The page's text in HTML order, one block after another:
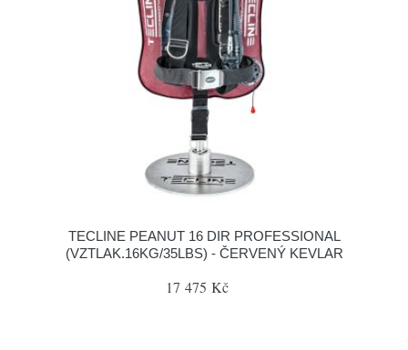
TECLINE PEANUT 16 DIR PROFESSIONAL
(VZTLAK.16KG/35LBS) - ČERVENÝ KEVLAR
17 475 Kč